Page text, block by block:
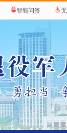
智能问答